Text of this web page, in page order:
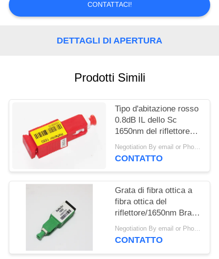
RICHIEDA
CITAZIONE
CONTATTACI!
DETTAGLI DI APERTURA
Prodotti Simili
Tipo d'abitazione rosso
0.8dB IL dello Sc
1650nm del riflettore
bidirezionale di fibra
ottica FBG
Negotiation By email or Phone Call MOQ:Dire di MOQ è 10pcs
CONTATTO
Grata di fibra ottica a
fibra ottica del
riflettore/1650nm Bragg
di FTTH FBG
Negotiation By email or Phone Call MOQ:Dire di MOQ è 10pcs
CONTATTO